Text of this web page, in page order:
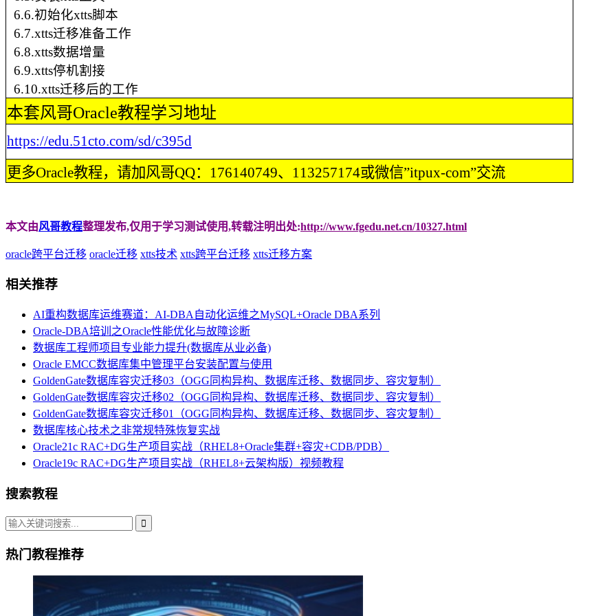
6.6.初始化xtts脚本
6.7.xtts迁移准备工作
6.8.xtts数据增量
6.9.xtts停机割接
6.10.xtts迁移后的工作
本套风哥Oracle教程学习地址
https://edu.51cto.com/sd/c395d
更多Oracle教程，请加风哥QQ：176140749、113257174或微信”itpux-com”交流
本文由风哥教程整理发布,仅用于学习测试使用,转载注明出处:http://www.fgedu.net.cn/10327.html
oracle跨平台迁移 oracle迁移 xtts技术 xtts跨平台迁移 xtts迁移方案
相关推荐
AI重构数据库运维赛道：AI-DBA自动化运维之MySQL+Oracle DBA系列
Oracle-DBA培训之Oracle性能优化与故障诊断
数据库工程师项目专业能力提升(数据库从业必备)
Oracle EMCC数据库集中管理平台安装配置与使用
GoldenGate数据库容灾迁移03（OGG同构异构、数据库迁移、数据同步、容灾复制）
GoldenGate数据库容灾迁移02（OGG同构异构、数据库迁移、数据同步、容灾复制）
GoldenGate数据库容灾迁移01（OGG同构异构、数据库迁移、数据同步、容灾复制）
数据库核心技术之非常规特殊恢复实战
Oracle21c RAC+DG生产项目实战（RHEL8+Oracle集群+容灾+CDB/PDB）
Oracle19c RAC+DG生产项目实战（RHEL8+云架构版）视频教程
搜索教程
热门教程推荐